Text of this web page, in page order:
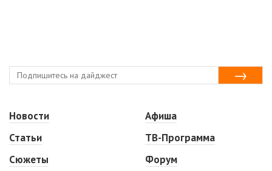
Новости
Статьи
Сюжеты
Афиша
ТВ-Программа
Форум